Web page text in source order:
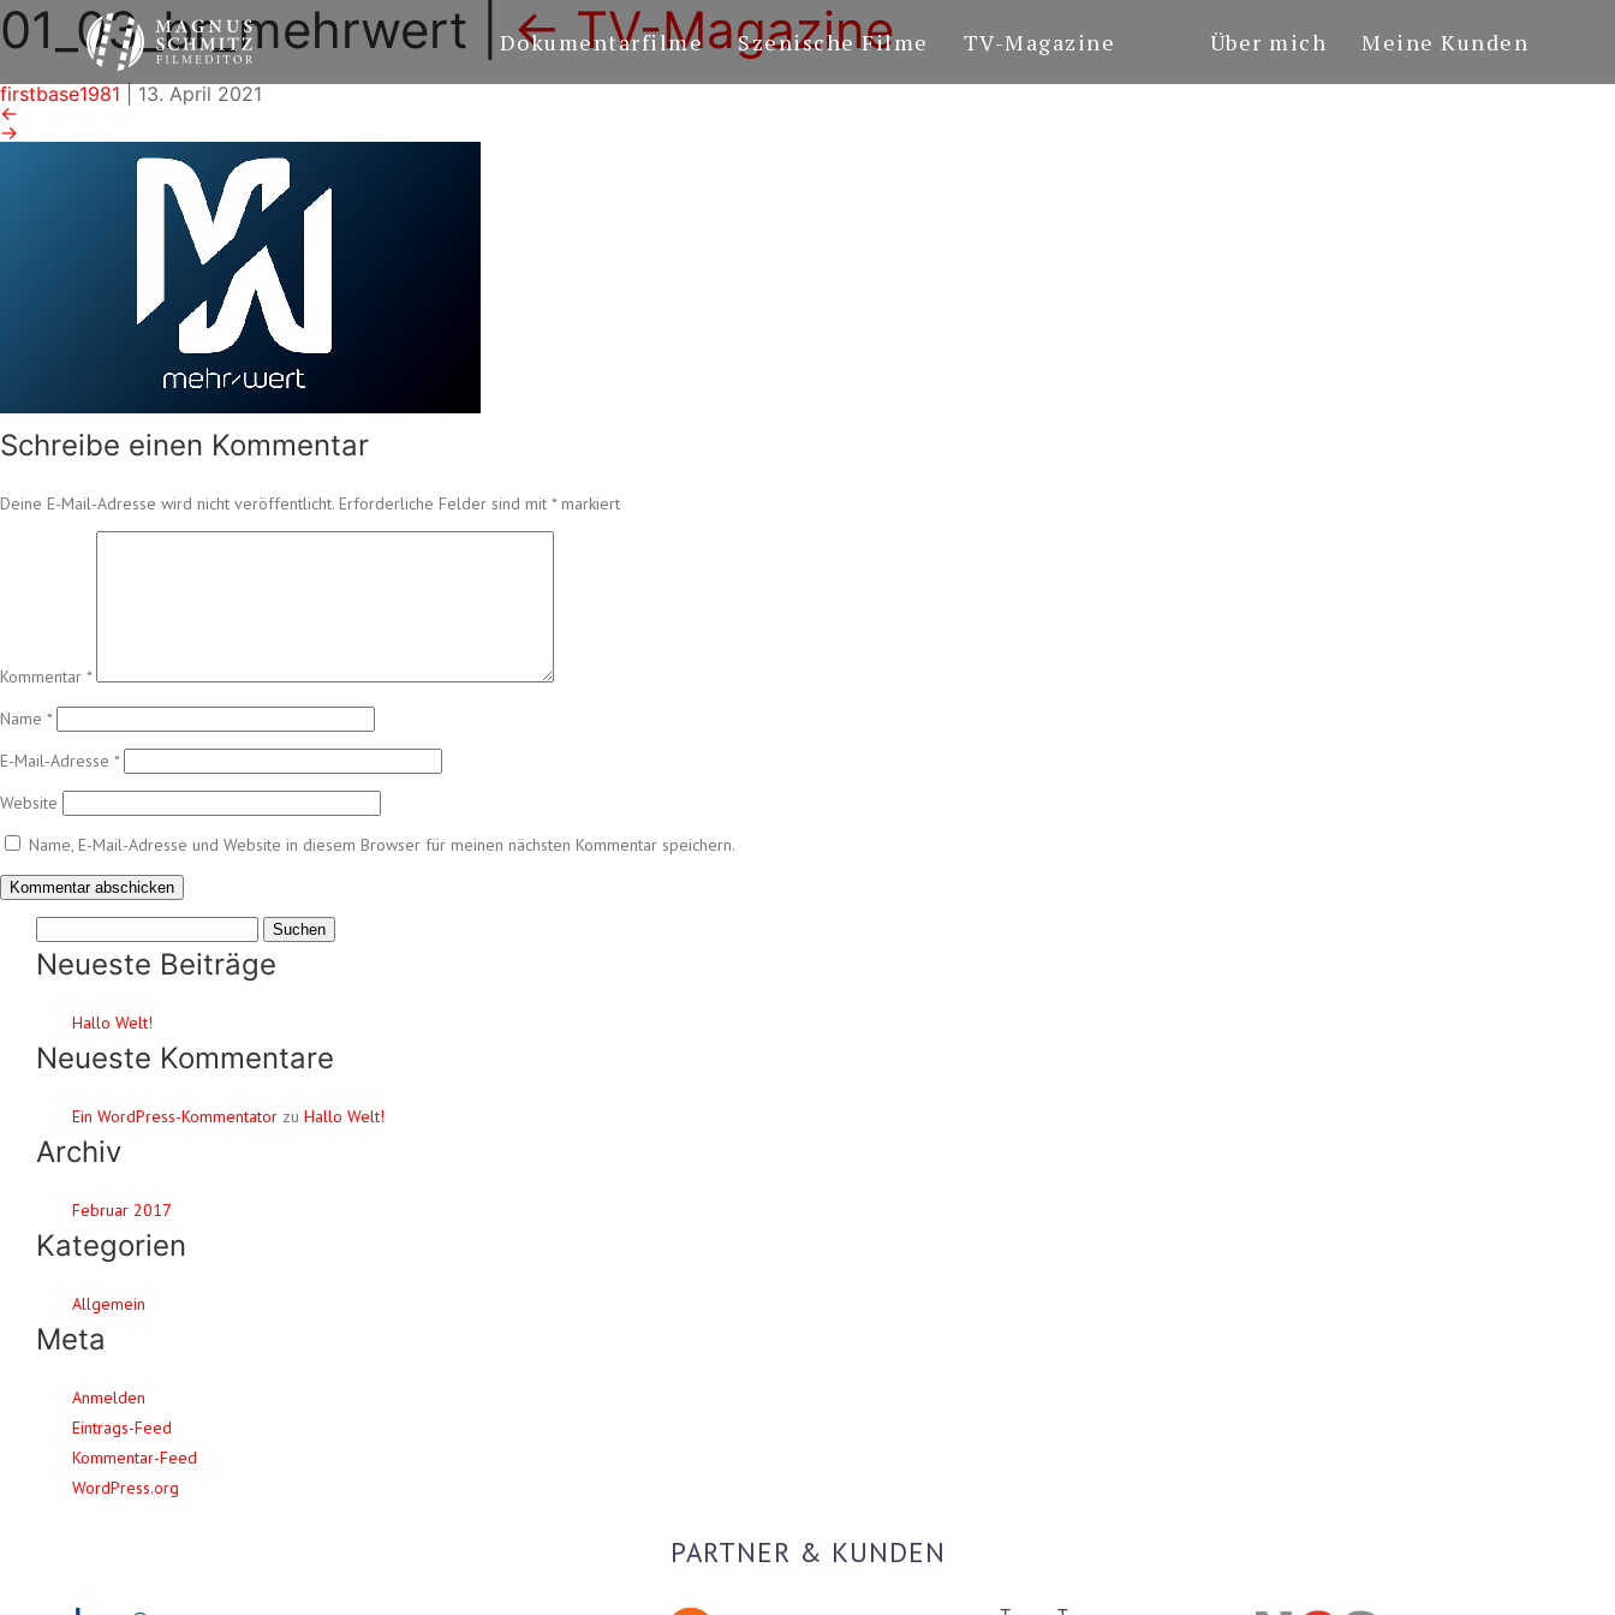
Dokumentarfilme Szenische Filme TV-Magazine Über mich Meine Kunden
01_03_br_mehrwert ←TV-Magazine
firstbase1981
13. April 2021
←
→
Schreibe einen Kommentar
Deine E-Mail-Adresse wird nicht veröffentlicht. Erforderliche Felder sind mit *markiert
Kommentar *
Name *
E-Mail-Adresse *
Website
Name, E-Mail-Adresse und Website in diesem Browser für meinen nächsten Kommentar speichern.
nach:
Neueste Beiträge
Hallo Welt!
Neueste Kommentare
Ein WordPress-Kommentator zu Hallo Welt!
Archiv
Februar 2017
Kategorien
Allgemein
Meta
Anmelden
Eintrags-Feed
Kommentar-Feed
WordPress.org
PARTNER & KUNDEN